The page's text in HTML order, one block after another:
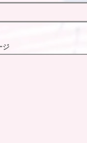
ジ